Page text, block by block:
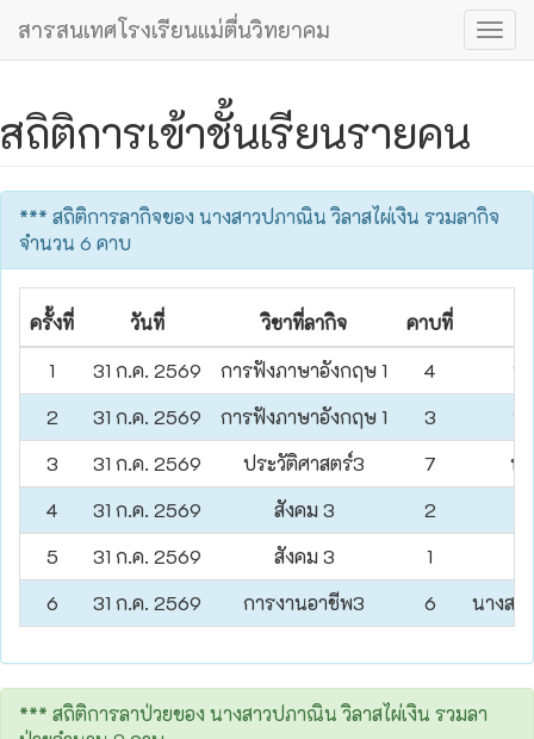
สารสนเทศโรงเรียนแม่ตื่นวิทยาคม
สถิติการเข้าชั้นเรียนรายคน
*** สถิติการลากิจของ นางสาวปภาณิน วิลาสไผ่เงิน รวมลากิจ
จำนวน 6 คาบ
ครั้งที่ วันที่ วิชาที่ลากิจ
คาบที่
1
31 ก.ค. 2569 การฟังภาษาอังกฤษ 1 4
น
2
31 ก.ค. 2569 การฟังภาษาอังกฤษ 1 3
น
3
31 ก.ค. 2569 ประวัติศาสตร์3 7
น
4
31 ก.ค. 2569 สังคม 3 2
5
31 ก.ค. 2569 สังคม 3 1
6
31 ก.ค. 2569 การงานอาชีพ3 6 นางสา
*** สถิติการลาป่วยของ นางสาวปภาณิน วิลาสไผ่เงิน รวมลา